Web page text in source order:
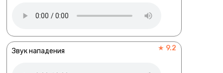
Звук нападения ★ 9.2